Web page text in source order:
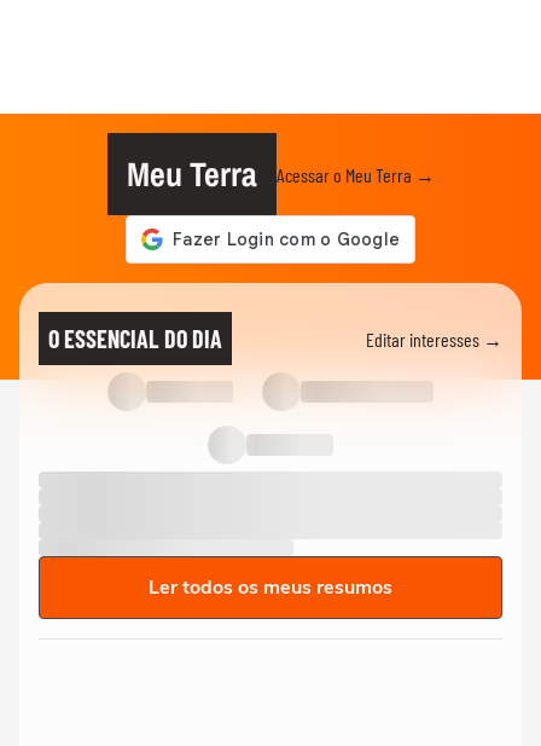
Meu Terra Acessar o Meu Terra →
O ESSENCIAL DO DIA Editar interesses →
Ler todos os meus resumos